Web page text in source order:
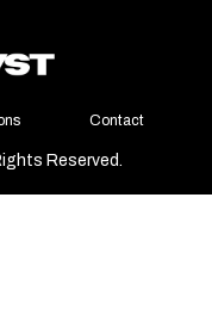
Contact
Reserved.